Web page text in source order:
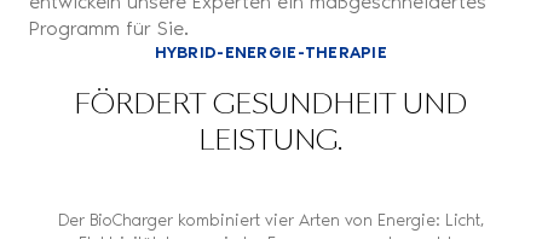
Programm für Sie.
HYBRID-ENERGIE-THERAPIE
FÖRDERT GESUNDHEIT UND
LEISTUNG.
Der BioCharger kombiniert vier Arten von Energie: Licht,